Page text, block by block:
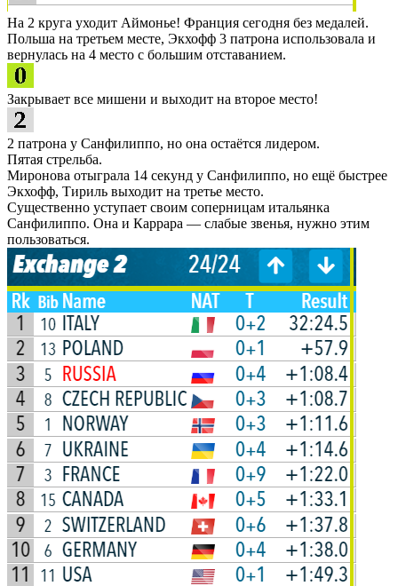
На 2 круга уходит Аймонье! Франция сегодня без медалей.
Польша на третьем месте, Экхофф 3 патрона использовала и
вернулась на 4 место с большим отставанием.
Закрывает все мишени и выходит на второе место!
2 патрона у Санфилиппо, но она остаётся лидером.
Пятая стрельба.
Миронова отыграла 14 секунд у Санфилиппо, но ещё быстрее
Экхофф, Тириль выходит на третье место.
Существенно уступает своим соперницам итальянка
Санфилиппо. Она и Каррара — слабые звенья, нужно этим
пользоваться.